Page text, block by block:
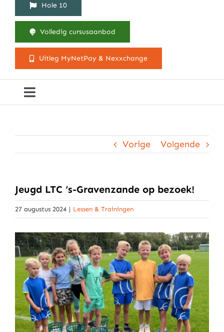
Hole 10
Volledig cursusaanbod
Uitleg MyNetPay & Nexxchange
Toggle
Lessen
Arrangementen
Activiteitenkalender
Cursusaanbod
Nieuws
Contact
Vorige Volgende
Jeugd LTC ‘s-Gravenzande op bezoek!
27 augustus 2024 | Lessen & Trainingen